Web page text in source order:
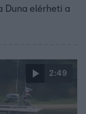
Duna elérheti a
2:49